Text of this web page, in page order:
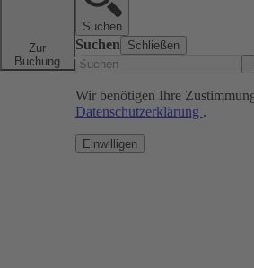
Zur
Buchung
Suchen
Suchen Schließen
Wir benötigen Ihre
Datenschutzerklärung .
Einwilligen